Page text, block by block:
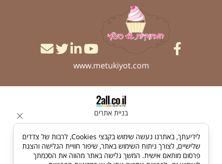
www.metukiyot.com
בניית אתרים
לידיעתך, באתרנו נעשה שימוש בקבצי Cookies, לרבות של צדדים
שלישיים, לצורך ניתוח השימוש באתר, שיפור חוויית הגלישה והצגת
פרסום מותאם אישית. המשך גלישה באתר מהווה את הסכמתך